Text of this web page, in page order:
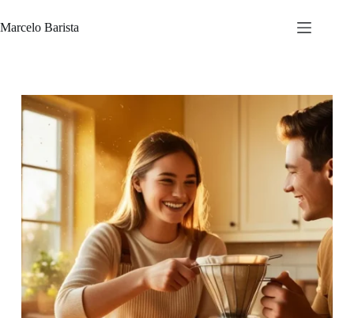
para
o
Marcelo Barista